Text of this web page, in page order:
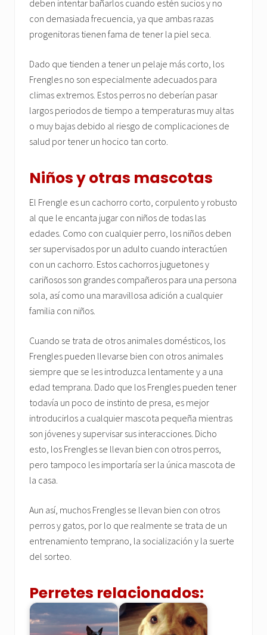
deben intentar bañarlos cuando estén sucios y no
con demasiada frecuencia, ya que ambas razas
progenitoras tienen fama de tener la piel seca.
Dado que tienden a tener un pelaje más corto, los
Frengles no son especialmente adecuados para
climas extremos. Estos perros no deberían pasar
largos periodos de tiempo a temperaturas muy altas
o muy bajas debido al riesgo de complicaciones de
salud por tener un hocico tan corto.
Niños y otras mascotas
El Frengle es un cachorro corto, corpulento y robusto
al que le encanta jugar con niños de todas las
edades. Como con cualquier perro, los niños deben
ser supervisados por un adulto cuando interactúen
con un cachorro. Estos cachorros juguetones y
cariñosos son grandes compañeros para una persona
sola, así como una maravillosa adición a cualquier
familia con niños.
Cuando se trata de otros animales domésticos, los
Frengles pueden llevarse bien con otros animales
siempre que se les introduzca lentamente y a una
edad temprana. Dado que los Frengles pueden tener
todavía un poco de instinto de presa, es mejor
introducirlos a cualquier mascota pequeña mientras
son jóvenes y supervisar sus interacciones. Dicho
esto, los Frengles se llevan bien con otros perros,
pero tampoco les importaría ser la única mascota de
la casa.
Aun así, muchos Frengles se llevan bien con otros
perros y gatos, por lo que realmente se trata de un
entrenamiento temprano, la socialización y la suerte
del sorteo.
Perretes relacionados: